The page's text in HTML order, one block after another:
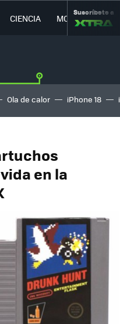
CIENCIA MOVILIDAD
Suscríbete a
Ola de calor iPhone 18
en la